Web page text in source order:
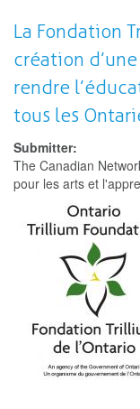
are
hiring
a
Specialist
La Fondation
création
rendre
tous les
Submitter:
The Canadian
pour les arts et